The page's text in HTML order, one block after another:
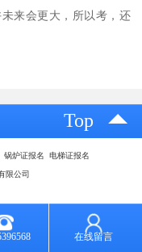
来会更大，所以考，还
Top
锅炉证报名 电梯证报名
限公司
在线留言